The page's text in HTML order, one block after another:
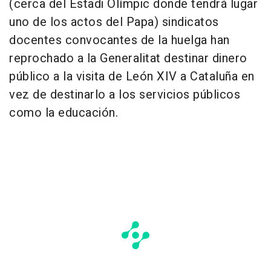
(cerca del Estadi Olímpic donde tendrá lugar
uno de los actos del Papa) sindicatos
docentes convocantes de la huelga han
reprochado a la Generalitat destinar dinero
público a la visita de León XIV a Cataluña en
vez de destinarlo a los servicios públicos
como la educación.